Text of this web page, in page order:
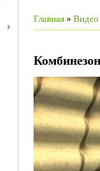
Главная » Видео